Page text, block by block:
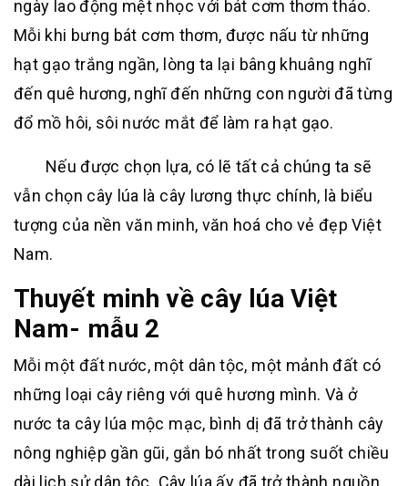
ngày lao động mệt nhọc với bát cơm thơm thảo.
Mỗi khi bưng bát cơm thơm, được nấu từ những
hạt gạo trắng ngần, lòng ta lại bâng khuâng nghĩ
đến quê hương, nghĩ đến những con người đã từng
đổ mồ hôi, sôi nước mắt để làm ra hạt gạo.
Nếu được chọn lựa, có lẽ tất cả chúng ta sẽ
vẫn chọn cây lúa là cây lương thực chính, là biểu
tượng của nền văn minh, văn hoá cho vẻ đẹp Việt
Nam.
Thuyết minh về cây lúa Việt
Nam- mẫu 2
Mỗi một đất nước, một dân tộc, một mảnh đất có
những loại cây riêng với quê hương mình. Và ở
nước ta cây lúa mộc mạc, bình dị đã trở thành cây
nông nghiệp gần gũi, gắn bó nhất trong suốt chiều